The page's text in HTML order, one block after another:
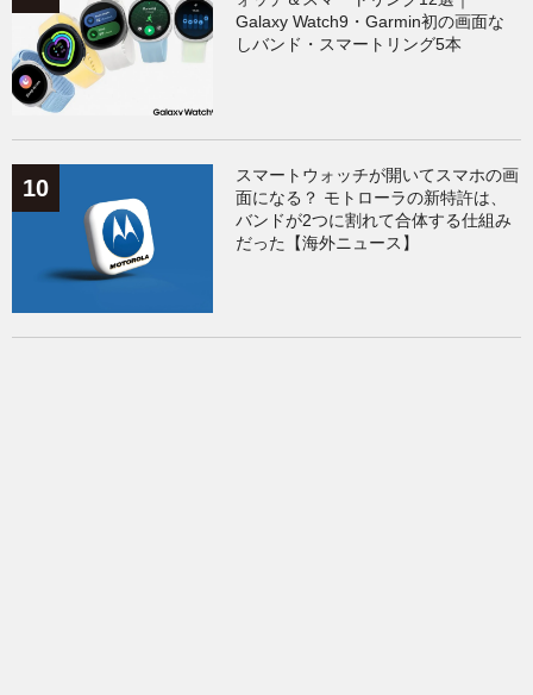
Galaxy Watch9・Garmin初の画面な
しバンド・スマートリング5本
スマートウォッチが開いてスマホの画
面になる？ モトローラの新特許は、
バンドが2つに割れて合体する仕組み
だった【海外ニュース】